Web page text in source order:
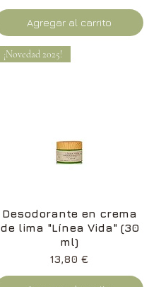
Agregar al carrito
Vista rápida
¡Novedad 2025!
Desodorante en crema
de lima "Línea Vida" (30
ml)
Precio
13,80 €